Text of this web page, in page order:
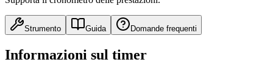
Strumento Guida Domande frequenti
Informazioni sul timer